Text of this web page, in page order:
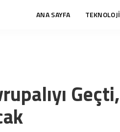
ANA SAYFA TEKNOLOJİ
Geçti,